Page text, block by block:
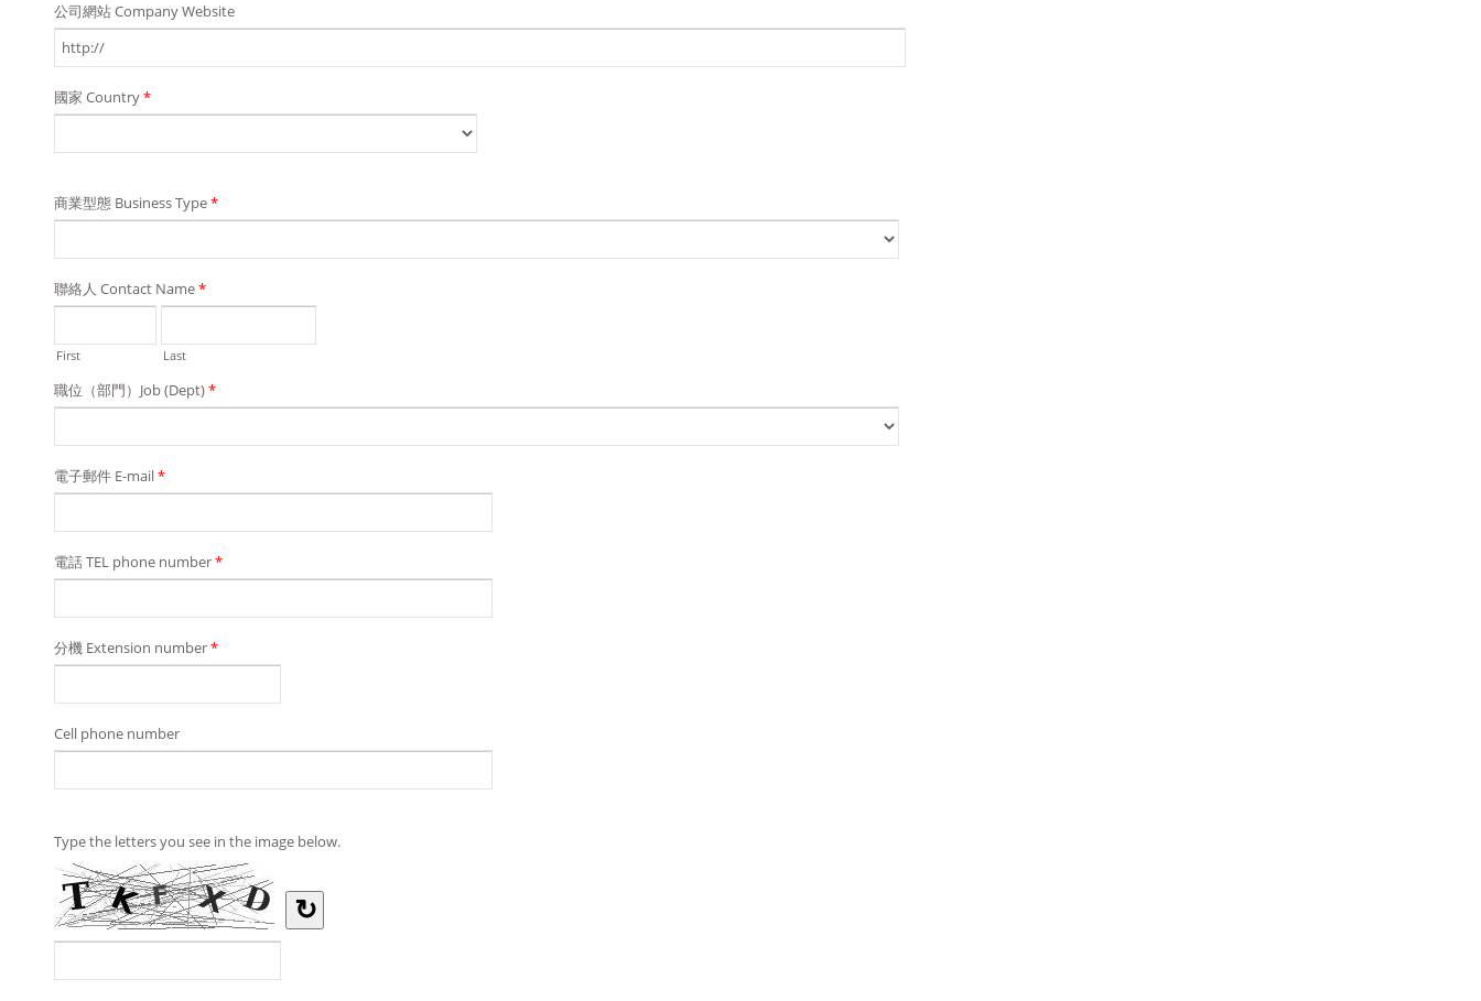
公司網站 Company Website
國家 Country*
商業型態 Business Type*
聯絡人 Contact Name*
First Last
職位（部門）Job (Dept)*
電子郵件 E-mail*
電話 TEL phone number*
分機 Extension number*
Cell phone number
Type the letters you see in the image below.
↻